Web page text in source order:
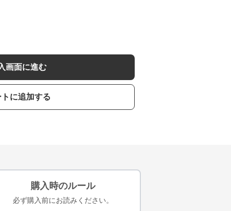
画面に進む
トに追加する
購入時のルール
必ず購入前にお読みください。